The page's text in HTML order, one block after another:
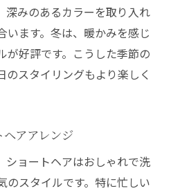
深みのあるカラーを取り入れ
います。冬は、暖かみを感じ
が好評です。こうした季節の
スタイリングもより楽しく
アアレンジ
ショートヘアはおしゃれで洗
のスタイルです。特に忙しい